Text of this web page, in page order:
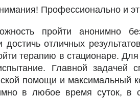
Профессионально и
пройти анонимно
достичь отличных
терапию в стационаре.
Главной задачей
помощи и максимальный
в любое время суток,